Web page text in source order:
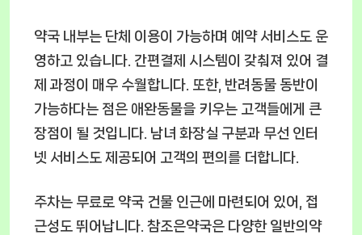
약국 내부는 단체 이용이 가능하며 예약 서비스도 운
영하고 있습니다. 간편결제 시스템이 갖춰져 있어 결
제 과정이 매우 수월합니다. 또한, 반려동물 동반이
가능하다는 점은 애완동물을 키우는 고객들에게 큰
장점이 될 것입니다. 남녀 화장실 구분과 무선 인터
넷 서비스도 제공되어 고객의 편의를 더합니다.
주차는 무료로 약국 건물 인근에 마련되어 있어, 접
근성도 뛰어납니다. 참조은약국은 다양한 일반의약